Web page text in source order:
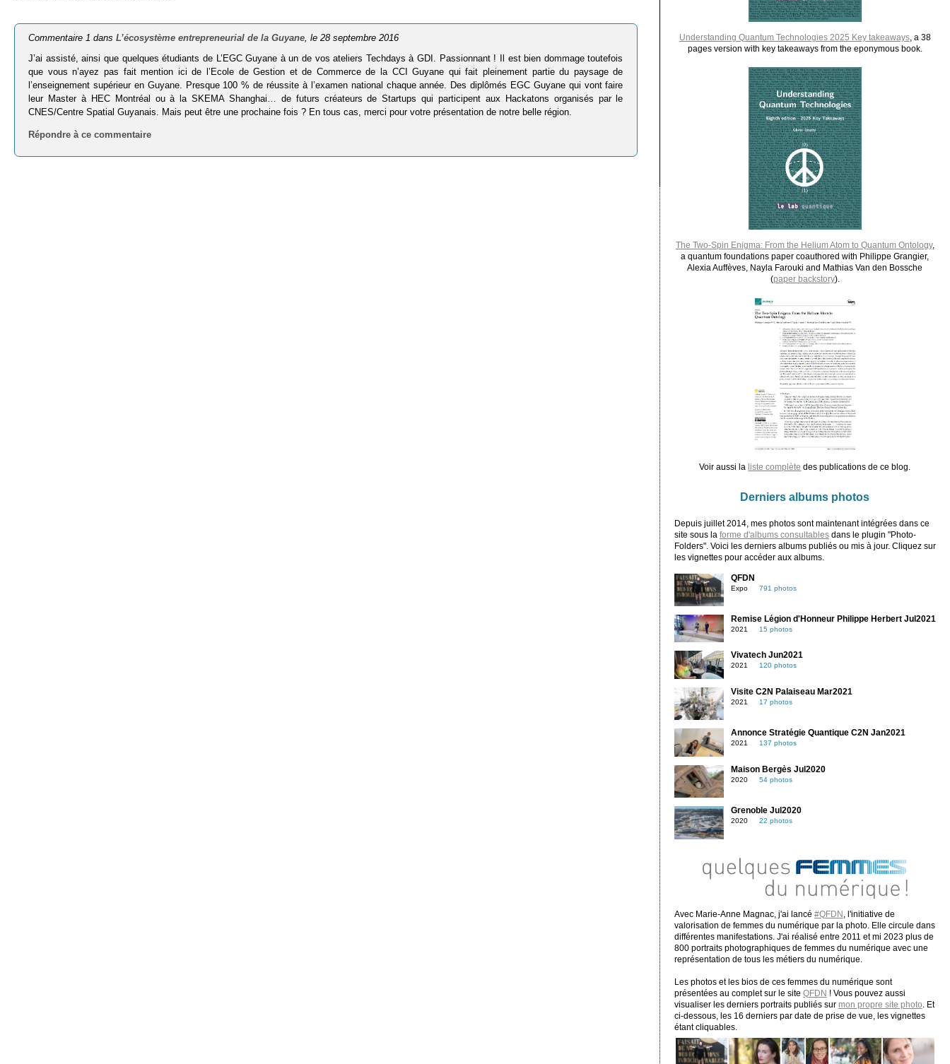
Commentaire 1 dansL’écosystème entrepreneurial de la Guyane , le 28 septembre 2016
J’ai assisté, ainsi que quelques étudiants de L’EGC Guyane à un de vos ateliers Techdays à GDI. Passionnant ! Il est bien dommage toutefois
que vous n’ayez pas fait mention ici de l’Ecole de Gestion et de Commerce de la CCI Guyane qui fait pleinement partie du paysage de
l’enseignement supérieur en Guyane. Presque 100 % de réussite à l’examen national chaque année. Des diplômés EGC Guyane qui vont faire
leur Master à HEC Montréal ou à la SKEMA Shanghai… de futurs créateurs de Startups qui participent aux Hackatons organisés par le
CNES/Centre Spatial Guyanais. Mais peut être une prochaine fois ? En tous cas, merci pour votre présentation de notre belle région.
Répondre à ce commentaire
Understanding Quantum Technologies 2025 Key takeaways, a 38
pages version with key takeaways from the eponymous book.
The Two-Spin Enigma: From the Helium Atom to Quantum Ontology,
a quantum foundations paper coauthored with Philippe Grangier,
Alexia Auffèves, Nayla Farouki and Mathias Van den Bossche
(paper backstory).
Voir aussi la liste complète des publications de ce blog.
Derniers albums photos
Depuis juillet 2014, mes photos sont maintenant intégrées dans ce
site sous la forme d'albums consultablesdans le plugin "Photo-
Folders". Voici les derniers albums publiés ou mis à jour. Cliquez sur
les vignettes pour accéder aux albums.
QFDN
Expo 791 photos
Remise Légion d'Honneur Philippe Herbert Jul2021
2021 15 photos
Vivatech Jun2021
2021 120 photos
Visite C2N Palaiseau Mar2021
2021 17 photos
Annonce Stratégie Quantique C2N Jan2021
2021 137 photos
Maison Bergès Jul2020
2020 54 photos
Grenoble Jul2020
2020 22 photos
Avec Marie-Anne Magnac, j'ai lancé #QFDN
, l'initiative de
valorisation de femmes du numérique par la photo. Elle circule dans
différentes manifestations. J'ai réalisé entre 2011 et mi 2023 plus de
800 portraits photographiques de femmes du numérique avec une
représentation de tous les métiers du numérique.
Les photos et les bios de ces femmes du numérique sont
présentées au complet sur le site QFDN ! Vous pouvez aussi
visualiser les derniers portraits publiés sur mon propre site photo . Et
ci-dessous, les 16 derniers par date de prise de vue, les vignettes
étant cliquables.